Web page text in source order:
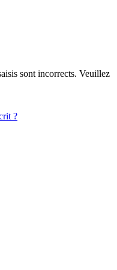
sont incorrects. Veuillez
?